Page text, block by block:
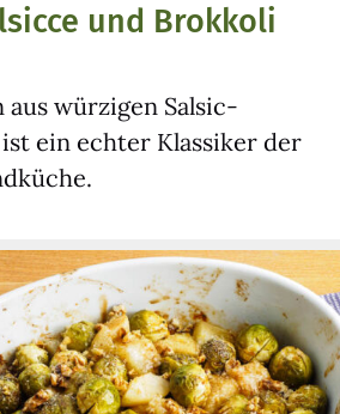
und Brokkoli
aus wür­zi­gen Sal­sic­
ein ech­ter Klas­si­ker der